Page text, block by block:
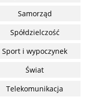
Samorząd
Spółdzielczość
Sport i wypoczynek
Świat
Telekomunikacja